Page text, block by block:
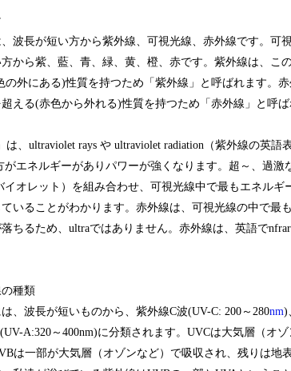
波長が短い方から紫外線、可視光線、赤外線です。可
から紫、藍、青、緑、黄、橙、赤です。紫外線は、こ
の外にある)性質を持つため「紫外線」と呼ばれます。
える(赤色から外れる)性質を持つため「赤外線」と呼ば
は、ultraviolet rays や ultraviolet radiation（紫外線の英語
がエネルギーがありパワーが強くなります。超～、過激
イオレット）を組み合わせ、可視光線中で最もエネルギ
いることがわかります。赤外線は、可視光線の中で最
ちるため、ultraではありません。赤外線は、英語で
種類
、波長が短いものから、紫外線C波(UV-C: 200～280nm)
A:320～400nm)に分類されます。UVCは大気層（オ
は一部が大気層（オゾンなど）で吸収され、残りは地